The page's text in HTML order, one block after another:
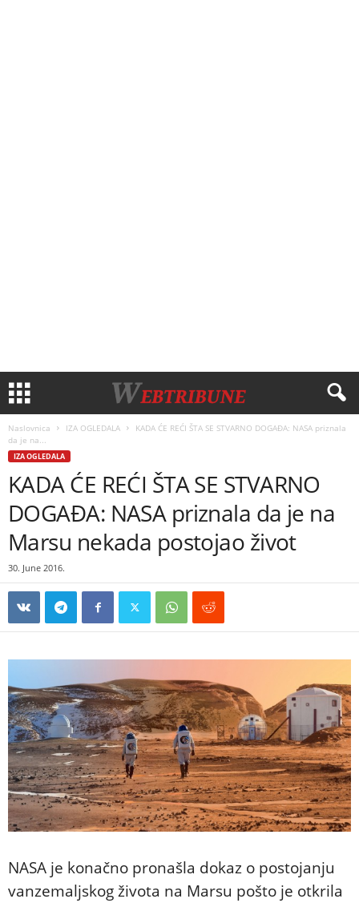
Naslovnica IZA OGLEDALA
KADA ĆE REĆI ŠTA SE STVARNO DOGAĐA: NASA priznala
da je na...
IZA OGLEDALA
KADA ĆE REĆI ŠTA SE STVARNO
DOGAĐA: NASA priznala da je na
Marsu nekada postojao život
30. June 2016.
NASA je konačno pronašla dokaz o postojanju
vanzemaljskog života na Marsu pošto je otkrila